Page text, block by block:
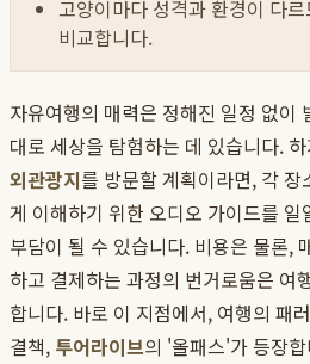
고양이마다 성격과 환경이 다
비교합니다.
자유여행의 매력은 정해진 일정 없이
대로 세상을 탐험하는 데 있습니다.
외관광지를 방문할 계획이라면, 각
게 이해하기 위한 오디오 가이드를
부담이 될 수 있습니다. 비용은 물론,
하고 결제하는 과정의 번거로움은 여
합니다. 바로 이 지점에서, 여행의 패
결책, 투어라이브의 '올패스'가 등장